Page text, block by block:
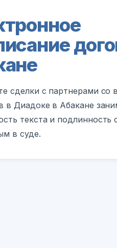
сделки с партнерами со
в Диадоке в Абакане
текста и
в суде.